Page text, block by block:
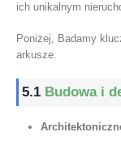
ich unikalnym
Poniżej, Badamy
arkusze.
5.1 Budowa i